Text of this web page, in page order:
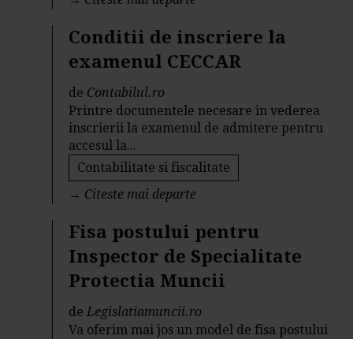
Conditii de inscriere la
examenul CECCAR
de Contabilul.ro
Printre documentele necesare in vederea
inscrierii la examenul de admitere pentru
accesul la...
Contabilitate si fiscalitate
→ Citeste mai departe
Fisa postului pentru
Inspector de Specialitate
Protectia Muncii
deLegislatiamuncii.ro
Va oferim mai jos un model de fisa postului